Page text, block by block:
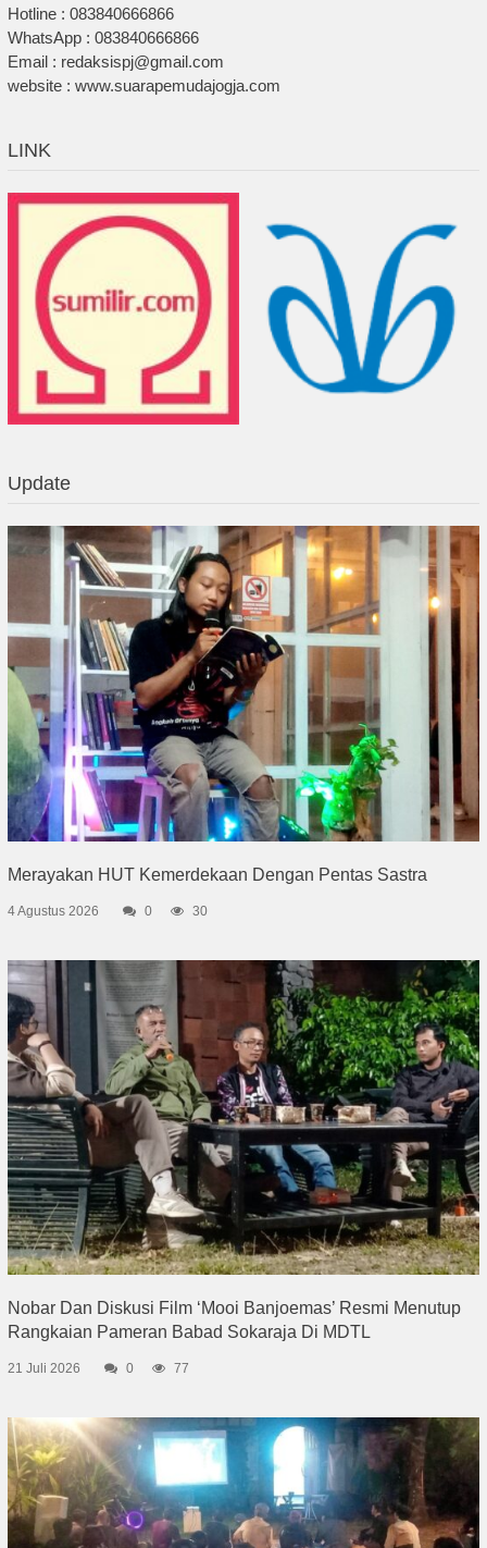
Hotline : 083840666866
WhatsApp : 083840666866
Email : redaksispj@gmail.com
website : www.suarapemudajogja.com
LINK
Update
Merayakan HUT Kemerdekaan Dengan Pentas Sastra
4 Agustus 2026 0 30
Nobar Dan Diskusi Film ‘Mooi Banjoemas’ Resmi Menutup
Rangkaian Pameran Babad Sokaraja Di MDTL
21 Juli 2026 0 77